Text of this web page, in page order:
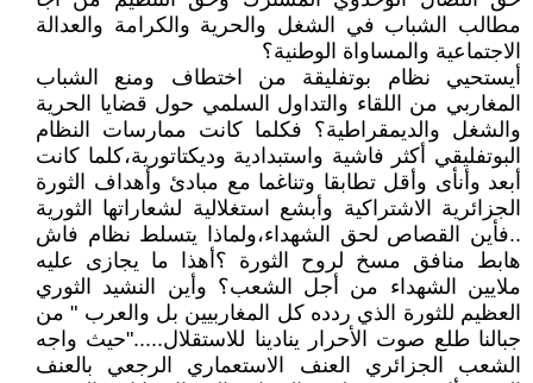
مطالب الشباب في الشغل والحرية والكرامة والعدالة
الاجتماعية والمساواة الوطنية؟
أيستحيي نظام بوتفليقة من اختطاف ومنع الشباب
المغاربي من اللقاء والتداول السلمي حول قضايا الحرية
والشغل والديمقراطية؟ فكلما كانت ممارسات النظام
البوتفليقي أكثر فاشية واستبدادية وديكتاتورية،كلما كانت
أبعد وأنأى وأقل تطابقا وتناغما مع مبادئ وأهداف الثورة
الجزائرية الاشتراكية وأبشع استغلالية لشعاراتها الثورية
..فأين القصاص لحق الشهداء،ولماذا يتسلط نظام فاش
هابط منافق مسخ لروح الثورة ؟أهذا ما يجازى عليه
ملايين الشهداء من أجل الشعب؟ وأين النشيد الثوري
العظيم للثورة الذي ردده كل المغاربيين بل والعرب " من
جبالنا طلع صوت الأحرار ينادينا للاستقلال....."حيث واجه
الشعب الجزائري العنف الاستعماري الرجعي بالعنف